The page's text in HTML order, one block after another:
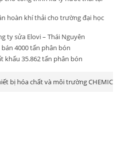
hoàn khí thải cho trường đại học
ty sửa Elovi – Thái Nguyên
4000 tấn phân bón
khẩu 35.862 tấn phân bón
bị hóa chất và môi trường CHEMIC